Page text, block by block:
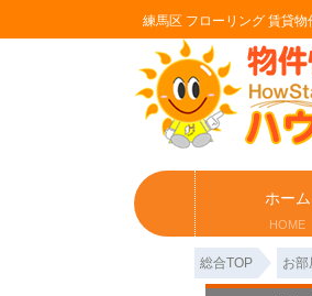
練馬区 フローリング 賃貸
ホーム
HOME
総合TOP お部